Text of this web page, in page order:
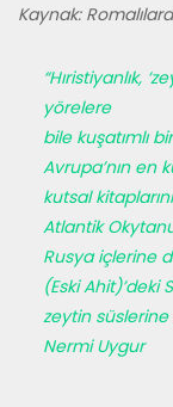
Kaynak:
“Hıristiyanlık,
yörelere
bile kuşatımlı
Avrupa’nın en
kutsal
Atlantik
Rusya içlerine
(Eski Ahit)’de­ki
zeytin süslerine
Nermi Uygur